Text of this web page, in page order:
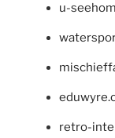
u-
retro-